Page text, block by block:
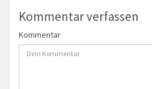
Kommentar verfassen
Kommentar